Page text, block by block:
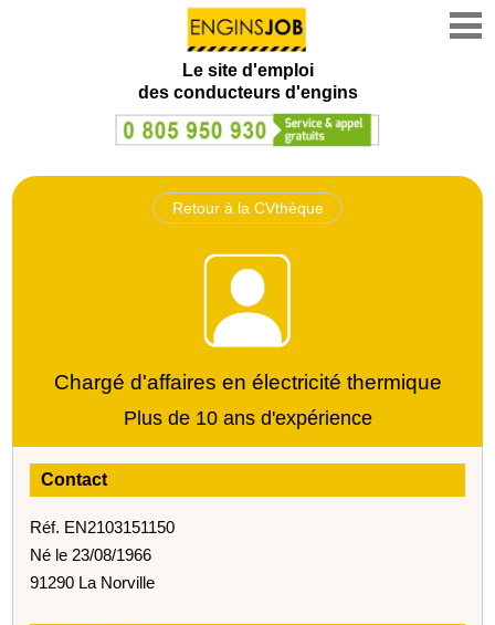
Le site d'emploi
des conducteurs d'engins
Retour à la CVthèque
Chargé d'affaires en électricité thermique
Plus de 10 ans d'expérience
Contact
Réf. EN2103151150
Né le 23/08/1966
91290 La Norville